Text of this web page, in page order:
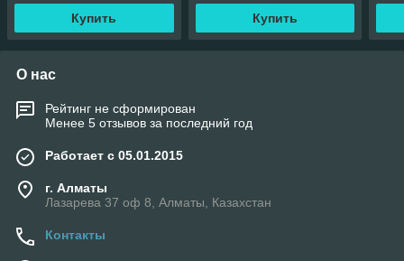
Купить Купить
О нас
Рейтинг не сформирован
Менее 5 отзывов за последний год
Работает с 05.01.2015
г. Алматы
Лазарева 37 оф 8, Алматы, Казахстан
Контакты